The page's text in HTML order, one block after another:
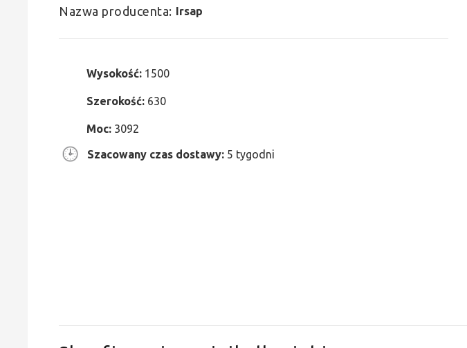
Nazwa producenta: Irsap
Wysokość: 1500
Szerokość: 630
Moc: 3092
Szacowany czas dostawy: 5 tygodni